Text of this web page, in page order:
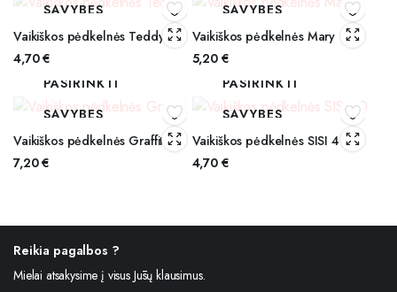
SAVYBES
Vaikiškos pėdkelnės Teddy
4,70€
SAVYBES
Vaikiškos pėdkelnės Mary
5,20 €
PASIRINKTI
SAVYBES
Vaikiškos pėdkelnės Graffiti
7,20€
PASIRINKTI
SAVYBES
Vaikiškos pėdkelnės SISI 40
4,70 €
Reikia pagalbos ?
Mielai atsakysime į visus Jūsų klausimus.